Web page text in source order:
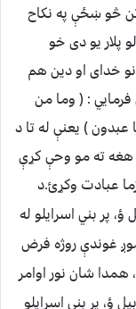
تن څو ښځې په نکاح
پلار یو دی خو
خدای او دین هم
: ( وما من
عبدون ) یعنې له تا د
هغه ته مو وحې کړې
عبادت وکړئ.د
پر بني اسرایلو له
غوندې روژه فرض
همدا شان نور اوامر
ؤ، پر بني اسرایلو